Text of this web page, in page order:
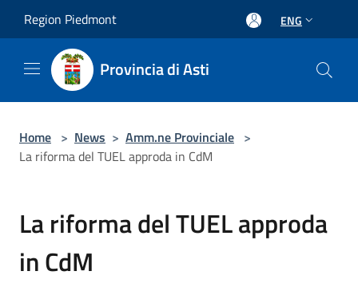
Region Piedmont ENG
Provincia di Asti
Home > News > Amm.ne Provinciale >
La riforma del TUEL approda in CdM
La riforma del TUEL approda
in CdM